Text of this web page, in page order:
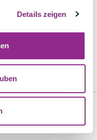
Details zeigen